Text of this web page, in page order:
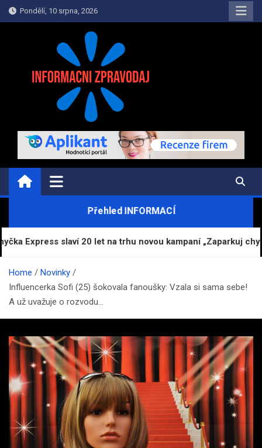
Skip
to
Pondělí, 10 srpna, 2026
INFORMAČNÍ-ZPRAVODAJ.CZ
Informace a zpravodajství on-line
Přehled INFORMACÍ
slaví 20 let na trhu novou kampaní „Zaparkuj chytře“
Home
Novinky
Influencerka Sofi (25) šokovala fanoušky: Vzala si sama sebe!
A už uvažuje o rozvodu…